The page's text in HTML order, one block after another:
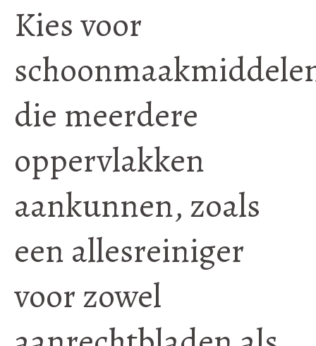
Kies voor
die meerdere
oppervlakken
aankunnen, zoals
een allesreiniger
voor zowel